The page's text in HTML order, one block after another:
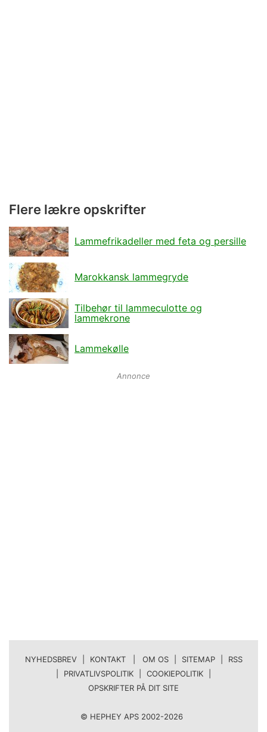
Flere lækre opskrifter
Lammefrikadeller med feta og persille
Marokkansk lammegryde
Tilbehør til lammeculotte og
lammekrone
Lammekølle
Annonce
NYHEDSBREV KONTAKT | OM OS SITEMAP
RSS
PRIVATLIVSPOLITIK COOKIEPOLITIK
OPSKRIFTER PÅ DIT SITE
© HEPHEY APS 2002-2026